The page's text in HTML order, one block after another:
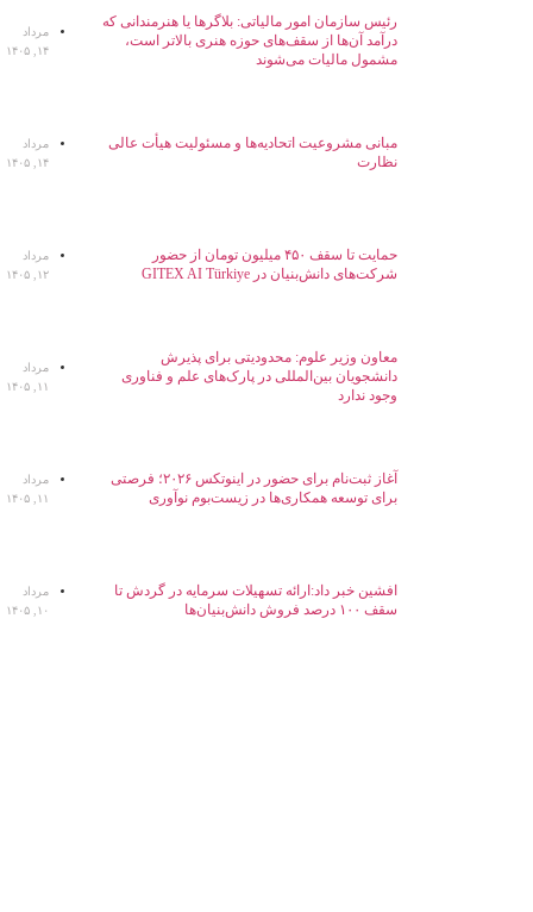
رئیس سازمان امور مالیاتی: بلاگر‌ها یا هنرمندانی که
درآمد آن‌ها از سقف‌های حوزه هنری بالاتر است،
مشمول مالیات می‌شوند
مرداد
۱۴, ۱۴۰۵
مبانی مشروعیت اتحادیه‌ها و مسئولیت هیأت عالی
نظارت
مرداد
۱۴, ۱۴۰۵
حمایت تا سقف ۴۵۰ میلیون تومان از حضور
شرکت‌های دانش‌بنیان در GITEX AI Türkiye
مرداد
۱۲, ۱۴۰۵
معاون وزیر علوم: محدودیتی برای پذیرش
دانشجویان بین‌المللی در پارک‌های علم و فناوری
وجود ندارد
مرداد
۱۱, ۱۴۰۵
آغاز ثبت‌نام برای حضور در اینوتکس ۲۰۲۶؛ فرصتی
برای توسعه همکاری‌ها در زیست‌بوم نوآوری
مرداد
۱۱, ۱۴۰۵
افشین خبر داد:ارائه تسهیلات سرمایه در گردش تا
سقف ۱۰۰ درصد فروش دانش‌بنیان‌ها
مرداد
۱۰, ۱۴۰۵